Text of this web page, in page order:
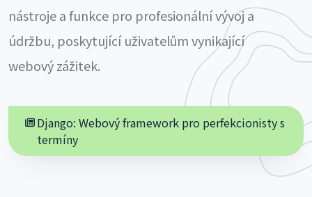
nástroje a funkce pro profesionální vývoj a
údržbu, poskytující uživatelům vynikající
webový zážitek.
Django: Webový framework pro perfekcionisty s
termíny